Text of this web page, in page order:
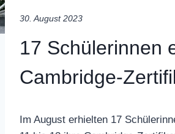
30. August 2023
17 Schülerinnen
Cambridge-
Im August erhielten 17